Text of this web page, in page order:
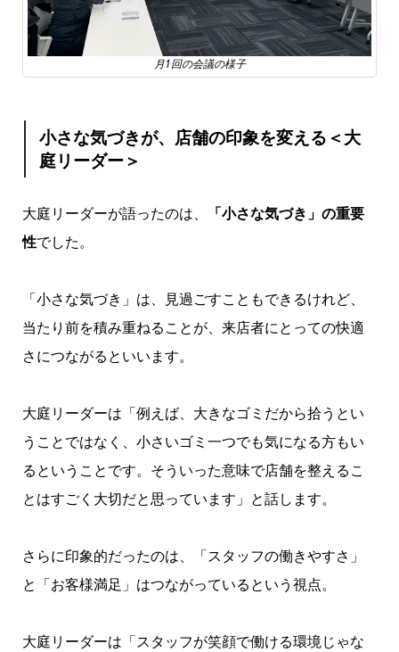
月1回の会議の様子
小さな気づきが、店舗の印象を変える＜大
庭リーダー＞
大庭リーダーが語ったのは、
「小さな気づき」の重要
性でした。
「小さな気づき」は、見過ごすこともできるけれど、
当たり前を積み重ねることが、来店者にとっての快適
さにつながるといいます。
大庭リーダーは「例えば、大きなゴミだから拾うとい
うことではなく、小さいゴミ一つでも気になる方もい
るということです。そういった意味で店舗を整えるこ
とはすごく大切だと思っています」と話します。
さらに印象的だったのは、「スタッフの働きやすさ」
と「お客様満足」はつながっているという視点。
大庭リーダーは「スタッフが笑顔で働ける環境じゃな